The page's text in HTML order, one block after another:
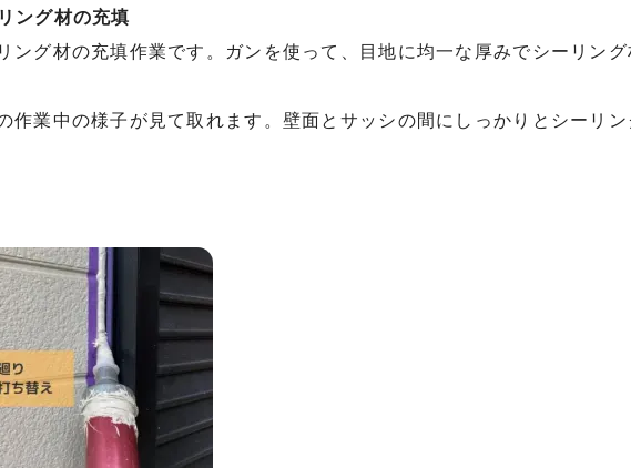
ング材の充填
ング材の充填作業です。ガンを使って、目地に均一な厚みでシーリング
作業中の様子が見て取れます。壁面とサッシの間にしっかりとシーリ